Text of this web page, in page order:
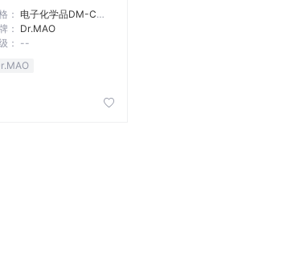
： 电子化学品DM-C7 4L/瓶
： Dr.MAO
： --
